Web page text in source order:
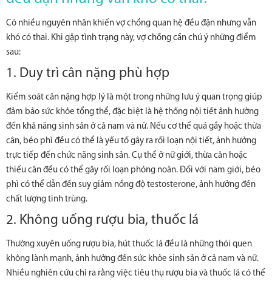
Có nhiều nguyên nhân khiến vợ chồng quan hệ đều đặn nhưng vẫn
khó có thai. Khi gặp tình trạng này, vợ chồng cần chú ý những điểm
sau:
1. Duy trì cân nặng phù hợp
Kiểm soát cân nặng hợp lý là một trong những lưu ý quan trọng giúp
đảm bảo sức khỏe tổng thể, đặc biệt là hệ thống nội tiết ảnh hưởng
đến khả năng sinh sản ở cả nam và nữ. Nếu cơ thể quá gầy hoặc thừa
cân, béo phì đều có thể là yếu tố gây ra rối loạn nội tiết, ảnh hưởng
trực tiếp đến chức năng sinh sản. Cụ thể ở nữ giới, thừa cân hoặc
thiếu cân đều có thể gây rối loạn phóng noãn. Đối với nam giới, béo
phì có thể dẫn đến suy giảm nồng độ testosterone, ảnh hưởng đến
chất lượng tinh trùng.
2. Không uống rượu bia, thuốc lá
Thường xuyên uống rượu bia, hút thuốc lá đều là những thói quen
không lành mạnh, ảnh hưởng đến sức khỏe sinh sản ở cả nam và nữ.
Nhiều nghiên cứu chỉ ra rằng việc tiêu thụ rượu bia và thuốc lá có thể